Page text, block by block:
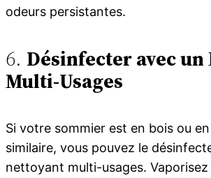
odeurs persistantes.
6. Désinfecter avec
Multi-Usages
Si votre sommier est en bois ou
similaire, vous pouvez le
nettoyant multi-usages.